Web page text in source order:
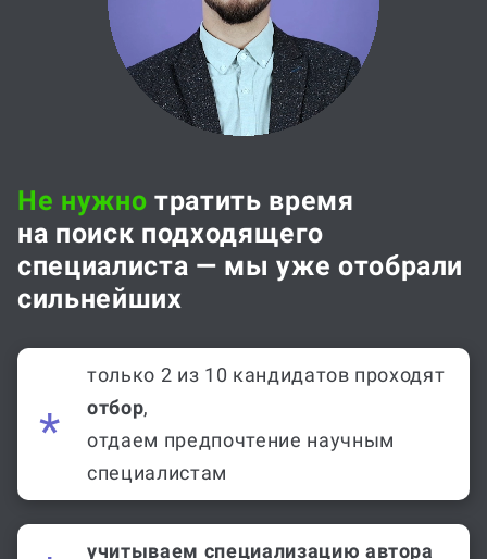
Не нужно тратить время
на поиск подходящего
специалиста — мы уже отобрали
сильнейших
только 2 из 10 кандидатов проходят
отбор,
отдаем предпочтение научным
специалистам
учитываем специализацию автора